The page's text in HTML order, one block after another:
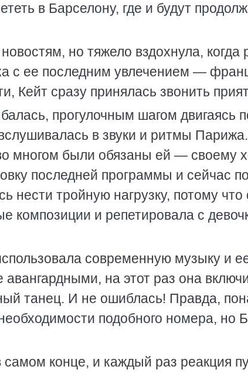
в Барселону, где и будут
но тяжело вздохнула, когда
с ее последним увлечением —
Кейт сразу принялась звонить
прогулочным шагом двигаясь
в звуки и ритмы
многом были обязаны ей — своему
последней программы и сейчас
нести тройную нагрузку, потому что
композиции и репетировала с
современную музыку и
на этот раз она
танец. И не ошиблась! Правда,
подобного номера, но
самом конце, и каждый раз реакция